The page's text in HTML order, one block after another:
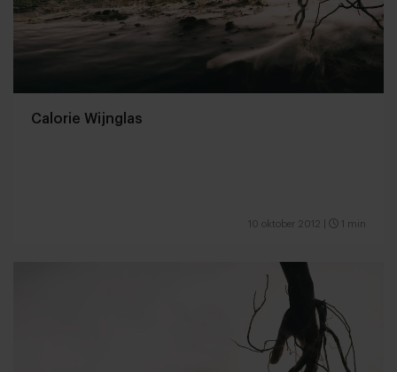
Calorie Wijnglas
10 oktober 2012 1 min